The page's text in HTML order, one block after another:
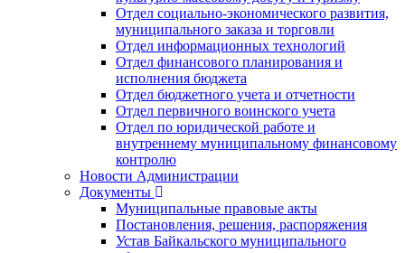
Отдел социально-экономического развития,
муниципального заказа и торговли
Отдел информационных технологий
Отдел финансового планирования и
исполнения бюджета
Отдел бюджетного учета и отчетности
Отдел первичного воинского учета
Отдел по юридической работе и
внутреннему муниципальному финансовому
контролю
Новости Администрации
Документы
Муниципальные правовые акты
Постановления, решения, распоряжения
Устав Байкальского муниципального